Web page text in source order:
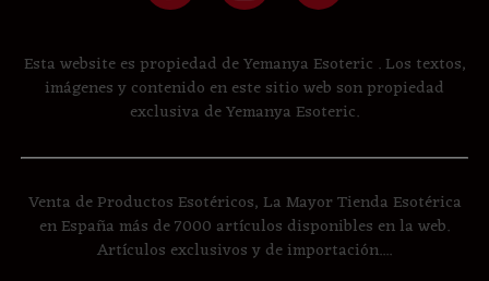
Esta website es propiedad de Yemanya Esoteric . Los textos,
imágenes y contenido en este sitio web son propiedad
exclusiva de Yemanya Esoteric.
Venta de Productos Esotéricos, La Mayor Tienda Esotérica
en España más de 7000 artículos disponibles en la web.
Artículos exclusivos y de importación....